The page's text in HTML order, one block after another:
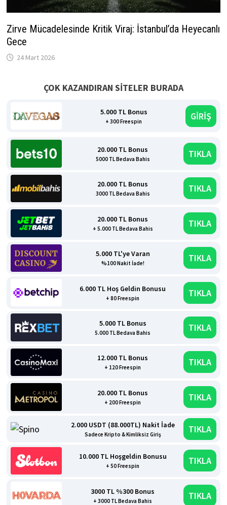
Zirve Mücadelesinde Kritik Viraj: İstanbul’da Heyecanlı
Gece
24 Mart 2026
ÇOK KAZANDIRAN SİTELER BURADA
5.000 TL Bonus
+ 300 Freespin GİRİŞ
20.000 TL Bonus
5000 TL Bedava Bahis TIKLA
20.000 TL Bonus
3000 TL Bedava Bahis TIKLA
20.000 TL Bonus
+ 5.000 TL Bedava Bahis TIKLA
5.000 TL'ye Varan
%100 Nakit İade! TIKLA
6.000 TL Hoş Geldin Bonusu
+ 80 Freespin TIKLA
5.000 TL Bonus
5.000 TL Bedava Bahis TIKLA
12.000 TL Bonus
+ 120 Freespin TIKLA
20.000 TL Bonus
+ 200 Freespin TIKLA
2.000 USDT (88.000TL) Nakit İade
Sadece Kripto & Kimliksiz Giriş TIKLA
10.000 TL Hoşgeldin Bonusu
+ 50 Freespin TIKLA
3000 TL %300 Bonus
+ 3000 TL Bedava Bahis TIKLA